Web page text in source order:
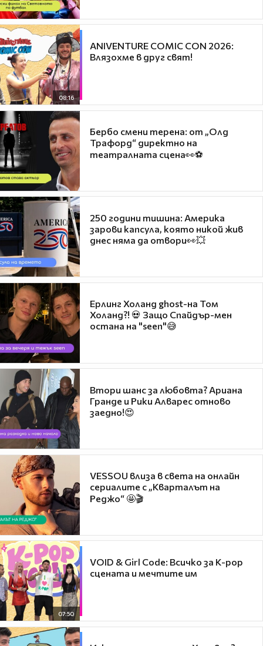
08:16
ANIVENTURE COMIC CON 2026:
Влязохме в друг свят!
Бербо смени терена: от „Олд
Трафорд“ директно на
театралната сцена👀⚽
250 години тишина: Америка
зарови капсула, която никой жив
днес няма да отвори👀💥
Ерлинг Холанд ghost-на Том
Холанд?! 💀 Защо Спайдър-мен
остана на "seen"😅
Втори шанс за любовта? Ариана
Гранде и Рики Алварес отново
заедно!😍
VESSOU влиза в света на онлайн
сериалите с „Кварталът на
Реджо“ 🤩🎬
07:50
VOID & Girl Code: Всичко за K-pop
сцената и мечтите им